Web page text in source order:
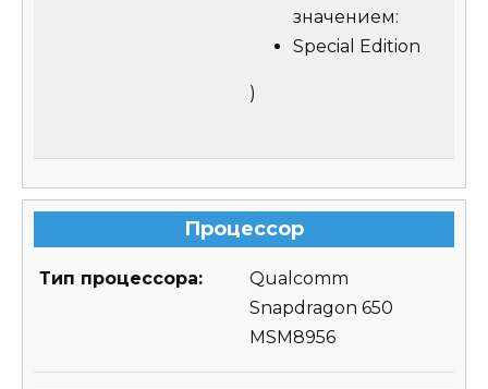
значением:
Special Edition
)
Процессор
Тип процессора:
Qualcomm
Snapdragon 650
MSM8956